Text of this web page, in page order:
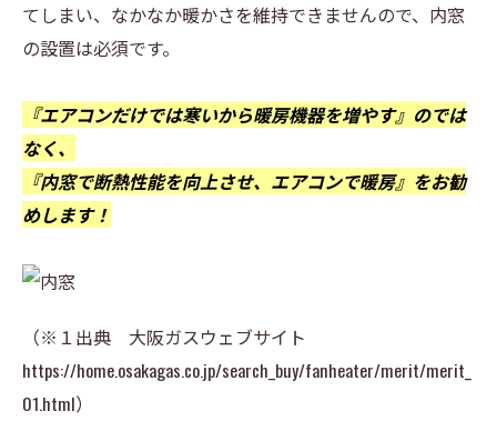
てしまい、なかなか暖かさを維持できませんので、内窓
の設置は必須です。
『エアコンだけでは寒いから暖房機器を増やす』のでは
なく、
『内窓で断熱性能を向上させ、エアコンで暖房』をお勧
めします！
（※１出典 大阪ガスウェブサイト
https://home.osakagas.co.jp/search_buy/fanheater/merit/merit_
01.html）